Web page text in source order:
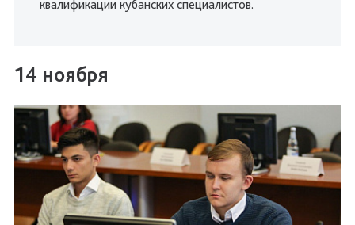
квалификации кубанских специалистов.
14 ноября